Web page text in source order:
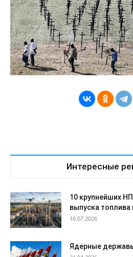
Интересные
10 крупнейших
выпуска топлива
16.07.2026
Ядерные